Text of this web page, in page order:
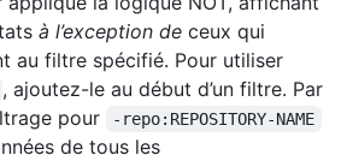
à l’exception de ceux qui
au filtre spécifié. Pour utiliser
, ajoutez-le au début d’un filtre. Par
pour
-repo:REPOSITORY-NAME
de tous les